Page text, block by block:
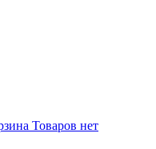
Товаров нет